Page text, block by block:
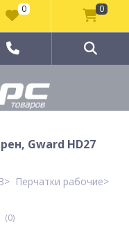
Gward HD27
Перчатки рабочие
(0)
0 0